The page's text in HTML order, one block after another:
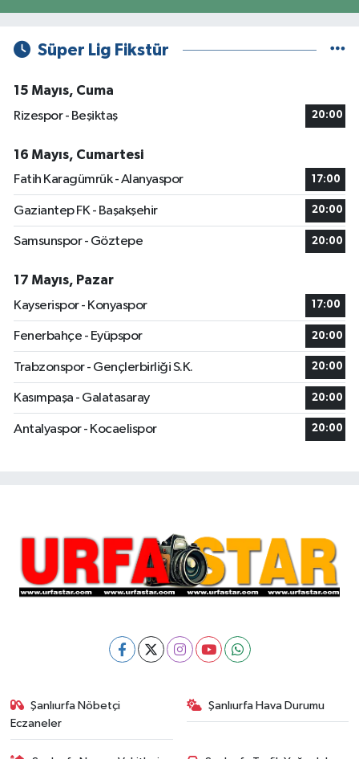
Süper Lig Fikstür
15 Mayıs, Cuma
Rizespor - Beşiktaş
20:00
16 Mayıs, Cumartesi
Fatih Karagümrük - Alanyaspor
17:00
Gaziantep FK - Başakşehir 20:00
Samsunspor - Göztepe 20:00
17 Mayıs, Pazar
Kayserispor - Konyaspor
17:00
Fenerbahçe - Eyüpspor 20:00
Trabzonspor - Gençlerbirliği S.K. 20:00
Kasımpaşa - Galatasaray 20:00
Antalyaspor - Kocaelispor 20:00
Şanlıurfa Nöbetçi
Eczaneler
Şanlıurfa Hava Durumu